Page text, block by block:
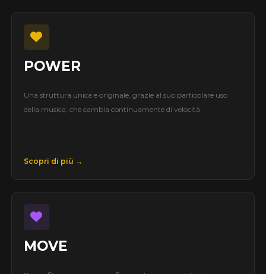
POWER
Una struttura unica e originale, grazie al suo particolare uso
della musica, che cambia continuamente di velocità.
Scopri di più →
MOVE